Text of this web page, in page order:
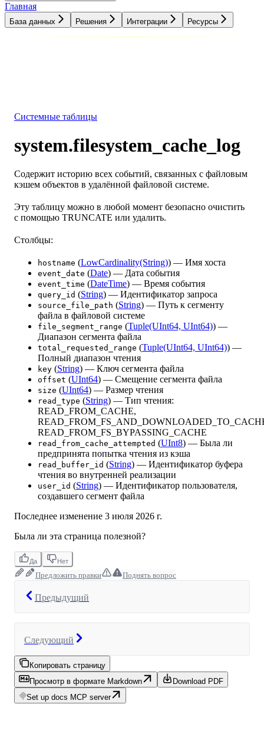
Главная
База данных Решения Интеграции Ресурсы
Системные таблицы
system.filesystem_cache_log
Содержит историю всех событий, связанных с файловым
кэшем объектов в удалённой файловой системе.
Эту таблицу можно в любой момент безопасно очистить
с помощью TRUNCATE или удалить.
Столбцы:
hostname (LowCardinality(String)) — Имя хоста
event_date (Date) — Дата события
event_time (DateTime) — Время события
query_id (String) — Идентификатор запроса
source_file_path (String) — Путь к сегменту
файла в файловой системе
file_segment_range (Tuple(UInt64, UInt64)) —
Диапазон сегмента файла
total_requested_range (Tuple(UInt64, UInt64)) —
Полный диапазон чтения
key (String) — Ключ сегмента файла
offset (UInt64) — Смещение сегмента файла
size (UInt64) — Размер чтения
read_type (String) — Тип чтения:
READ_FROM_CACHE,
READ_FROM_FS_BYPASSING_CACHE
read_from_cache_attempted (UInt8) — Была ли
предпринята попытка чтения из кэша
read_buffer_id (String) — Идентификатор буфера
чтения во внутренней реализации
user_id (String) — Идентификатор пользователя,
создавшего сегмент файла
Последнее изменение 3 июля 2026 г.
Была ли эта страница полезной?
Да Нет
Предложить правки Поднять вопрос
Предыдущий
Следующий
Копировать страницу
Просмотр в формате Markdown
Download PDF
Set up docs MCP server